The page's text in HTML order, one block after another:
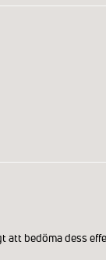
bedöma dess